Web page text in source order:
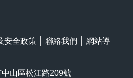
安全政策 聯絡我們
網站導
山區松江路209號